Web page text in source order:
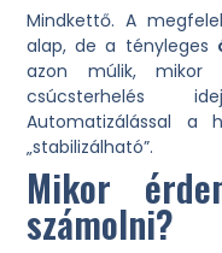
Mindkettő. A
alap, de a tényleges
azon múlik, mikor
csúcsterhelés
Automatizálással a
„stabilizálható”.
Mikor
számolni?